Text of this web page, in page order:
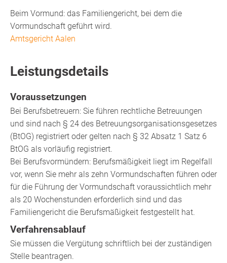
Beim Vormund: das Familiengericht, bei dem die
Vormundschaft geführt wird.
Amtsgericht Aalen
Leistungsdetails
Voraussetzungen
Bei Berufsbetreuern: Sie führen rechtliche Betreuungen
und sind nach § 24 des Betreuungsorganisationsgesetzes
(BtOG) registriert oder gelten nach § 32 Absatz 1 Satz 6
BtOG als vorläufig registriert.
Bei Berufsvormündern: Berufsmäßigkeit liegt im Regelfall
vor, wenn Sie mehr als zehn Vormundschaften führen oder
für die Führung der Vormundschaft voraussichtlich mehr
als 20 Wochenstunden erforderlich sind und das
Familiengericht die Berufsmäßigkeit festgestellt hat.
Verfahrensablauf
Sie müssen die Vergütung schriftlich bei der zuständigen
Stelle beantragen.